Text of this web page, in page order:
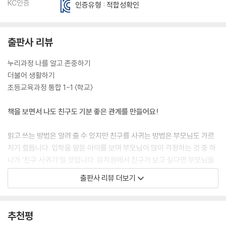
KC인증
인증유형 : 적합성확인
출판사 리뷰
누리과정 나를 알고 존중하기
더불어 생활하기
초등교육과정 통합 1-1 〈학교〉
책을 보면서 나도 친구도 기분 좋은 관계를 만들어요!
읽고 쓰는 방법은 알려 줄 수 있지만 친구를 사귀는 방법은 부모님도 가르
치기 힘듭니다. 입학을 앞둔 아이를 보며 부모님이 많이 걱정하는 것 중 하
나가 ‘친구 사귀기’일 것입니다. 유치원에서 친구가 보고 싶다면 부모님들
끼리 약속해서 함께 놀 수 있지만 학교 친구는 또 다릅니다. 엄마 없이 친구
를 사귀어야 하고, 그 관계도 아이가 주체적으로 행동하며 유지해야 하기
《처음 혼자서 친구 사귄 날》에 가온이를 따라 하다 보면 친구를 어떻게 사
출판사 리뷰 더보기
추천평